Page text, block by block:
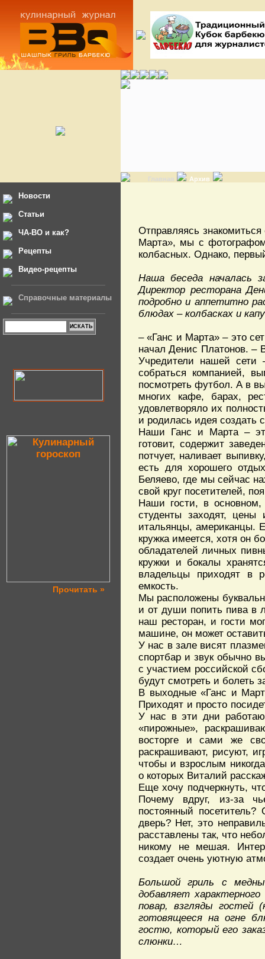
Главная Архив
Новости
Статьи
ЧА-ВО и как?
Рецепты
Видео-рецепты
Справочные материалы
Прочитать »
Отправляясь
Марта», мы с
колбасных. Однако,
Наша беседа началась
Директор ресторана
подробно и аппетитно
блюдах – колбасках и
– «Ганс и Марта» – это
начал Денис Платонов. –
Учредители нашей сети
собраться компанией,
посмотреть футбол. А в
многих кафе, барах,
удовлетворяло их
и родилась идея создать
Наши Ганс и Марта –
готовит, содержит
потчует, наливает
есть для хорошего
Беляево, где мы сейчас
свой круг посетителей,
Наши гости, в
студенты заходят,
итальянцы, американцы.
кружка имеется, хотя он
обладателей личных
кружки и бокалы
владельцы приходят в
емкость.
Мы расположены
и от души попить пива в
наш ресторан, и гости
машине, он может
У нас в зале висят
спортбар и звук обычно
с участием российской
будут смотреть и болеть
В выходные «Ганс и
Приходят и просто
У нас в эти дни
«пирожные»,
восторге и сами же
раскрашивают, рисуют,
чтобы и взрослым
о которых Виталий
Еще хочу подчеркнуть,
Почему вдруг, из-за
постоянный
дверь? Нет, это
расставлены так, что
никому не мешая.
создает очень уютную
Большой гриль с
добавляет
повар, взгляды гостей
готовящееся на огне
гостю, который его
слюнки…